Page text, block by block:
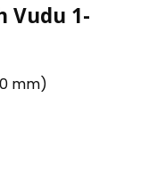
Vudu 1-
mm)